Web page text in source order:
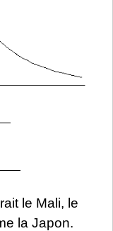
le Mali, le
la Japon.